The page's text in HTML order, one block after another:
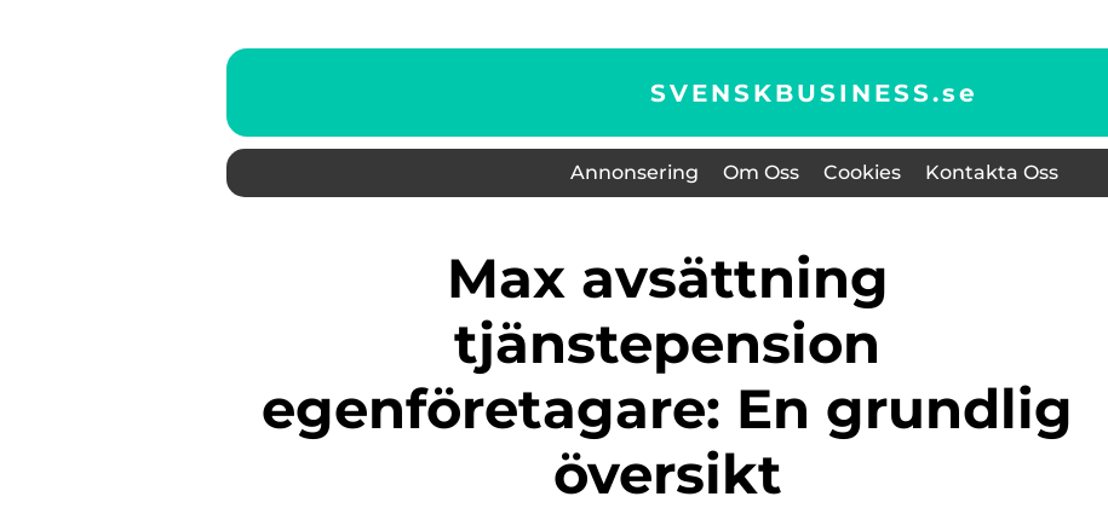
SVENSKBUSINESS.se
Annonsering Om Oss Cookies Kontakta Oss
Max avsättning
tjänstepension
egenföretagare: En grundlig
översikt